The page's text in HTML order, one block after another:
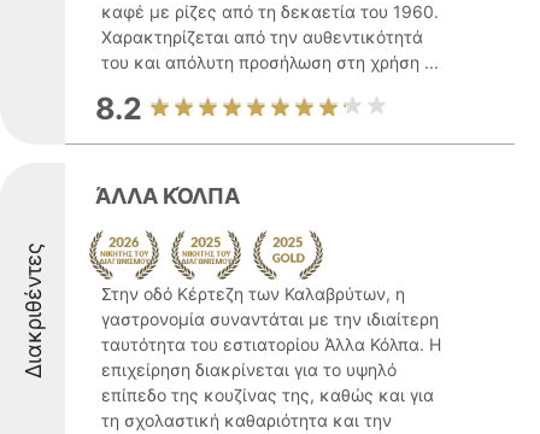
καφέ με ρίζες από τη δεκαετία του 1960.
Χαρακτηρίζεται από την αυθεντικότητά
του και απόλυτη προσήλωση στη χρήση ...
8.2
Διακριθέντες
ΆΛΛΑ ΚΌΛΠΑ
Στην οδό Κέρτεζη των Καλαβρύτων, η
γαστρονομία συναντάται με την ιδιαίτερη
ταυτότητα του εστιατορίου Άλλα Κόλπα. Η
επιχείρηση διακρίνεται για το υψηλό
επίπεδο της κουζίνας της, καθώς και για
τη σχολαστική καθαριότητα και την